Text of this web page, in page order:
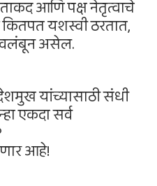
आणि पक्ष नेतृत्वाचे
कितपत यशस्वी ठरतात,
असेल.
यांच्यासाठी संधी
एकदा सर्व
आहे!